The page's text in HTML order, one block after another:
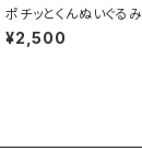
ポチッとくんぬいぐるみ
¥2,500